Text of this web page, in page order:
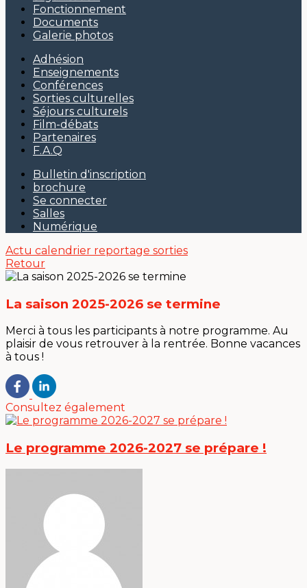
Fonctionnement
Documents
Galerie photos
Adhésion
Enseignements
Conférences
Sorties culturelles
Séjours culturels
Film-débats
Partenaires
F.A.Q
Bulletin d'inscription
brochure
Se connecter
Salles
Numérique
Actu calendrier reportage sorties
Retour
La saison 2025-2026 se termine
Merci à tous les participants à notre programme. Au
plaisir de vous retrouver à la rentrée. Bonne vacances
à tous !
Consultez également
Le programme 2026-2027 se prépare !